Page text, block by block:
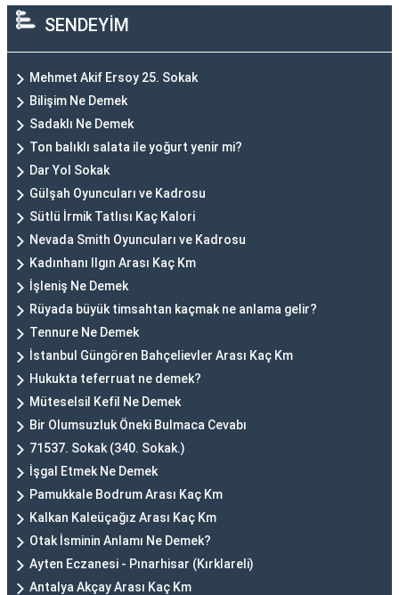
SENDEYİM
Mehmet Akif Ersoy 25. Sokak
Bilişim Ne Demek
Sadaklı Ne Demek
Ton balıklı salata ile yoğurt yenir mi?
Dar Yol Sokak
Gülşah Oyuncuları ve Kadrosu
Sütlü İrmik Tatlısı Kaç Kalori
Nevada Smith Oyuncuları ve Kadrosu
Kadınhanı Ilgın Arası Kaç Km
İşleniş Ne Demek
Rüyada büyük timsahtan kaçmak ne anlama gelir?
Tennure Ne Demek
İstanbul Güngören Bahçelievler Arası Kaç Km
Hukukta teferruat ne demek?
Müteselsil Kefil Ne Demek
Bir Olumsuzluk Öneki Bulmaca Cevabı
71537. Sokak (340. Sokak.)
İşgal Etmek Ne Demek
Pamukkale Bodrum Arası Kaç Km
Kalkan Kaleüçağız Arası Kaç Km
Otak İsminin Anlamı Ne Demek?
Ayten Eczanesi - Pınarhisar (Kırklareli)
Antalya Akçay Arası Kaç Km